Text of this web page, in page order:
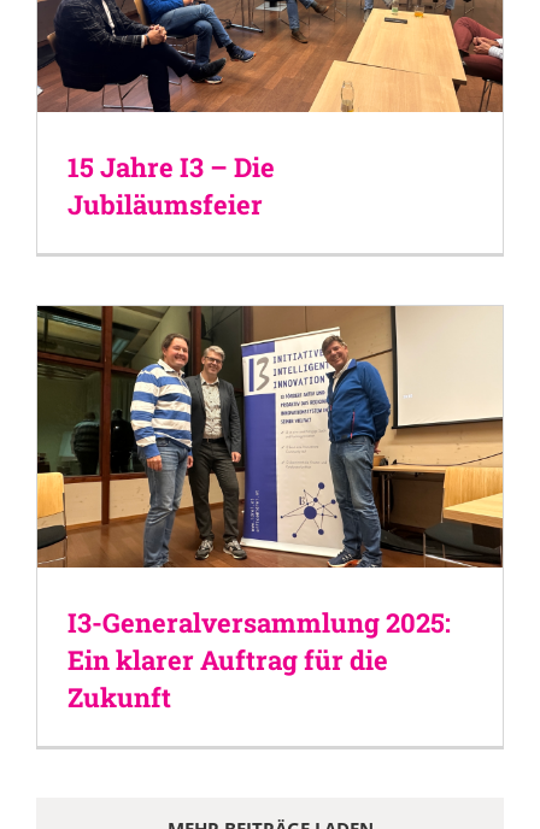
15 Jahre I3 – Die
Jubiläumsfeier
I3-Generalversammlung 2025:
Ein klarer Auftrag für die
Zukunft